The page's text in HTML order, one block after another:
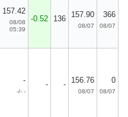
157.42
08/08
05:39
-0.52 136 157.90
08/07
366
08/07
-
-/- -
- - 156.76
08/07
0
08/07